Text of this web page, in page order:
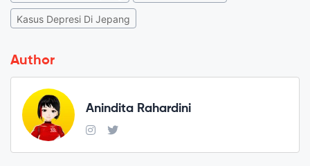
Kasus Depresi Di Jepang
Author
Anindita Rahardini